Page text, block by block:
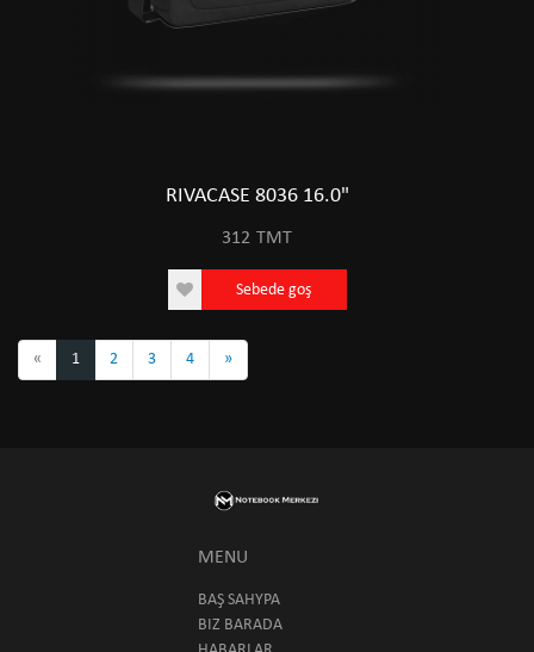
RIVACASE 8036 16.0"
312 TMT
Sebede goş
« 1 2 3 4 »
MENU
BAŞ SAHYPA
BIZ BARADA